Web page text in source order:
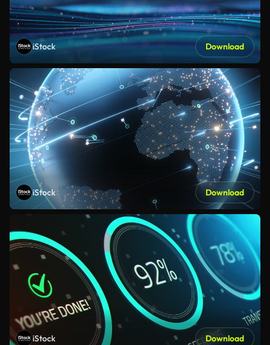
iStock Download
iStock Download
iStock Download